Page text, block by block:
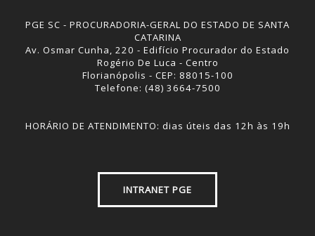
PGE SC - PROCURADORIA-GERAL DO ESTADO DE SANTA
CATARINA
Av. Osmar Cunha, 220 - Edifício Procurador do Estado
Rogério De Luca - Centro
Florianópolis - CEP: 88015-100
Telefone: (48) 3664-7500
HORÁRIO DE ATENDIMENTO: dias úteis das 12h às 19h
INTRANET PGE